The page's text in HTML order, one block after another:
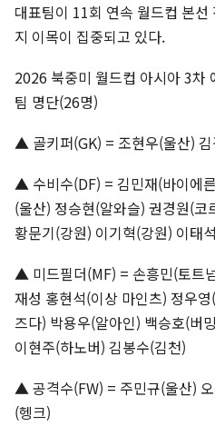
대표팀이 11회 연속 월드컵 본
지 이목이 집중되고 있다.
2026 북중미 월드컵 아시아 3차
팀 명단(26명)
▲ 골키퍼(GK) = 조현우(울산)
▲ 수비수(DF) = 김민재(바이에
(울산) 정승현(알와슬) 권경원(
황문기(강원) 이기혁(강원) 이태
▲ 미드필더(MF) = 손흥민(토트
재성 홍현석(이상 마인츠) 정우
즈다) 박용우(알아인) 백승호(버
이현주(하노버) 김봉수(김천)
▲ 공격수(FW) = 주민규(울산)
(헹크)